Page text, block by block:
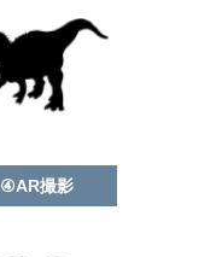
④AR撮影